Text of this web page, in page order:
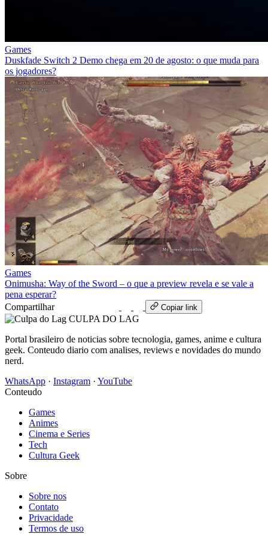
Games
Duskfade Switch 2 Demo chega em 20 de agosto: o que muda para
os jogadores?
Games
Onimusha: Way of the Sword – o que a preview revela e se vale a
pena esperar?
Compartilhar
Copiar link
CULPADO LAG
Portal brasileiro de noticias sobre tecnologia, games, anime e cultura
geek. Conteudo diario com analises, reviews e novidades do mundo
nerd.
WhatsApp · Instagram · YouTube
Conteudo
Games
Animes
Cinema e Series
Tech
Cultura Geek
Sobre
Sobre nos
Contato
Privacidade
Termos de uso